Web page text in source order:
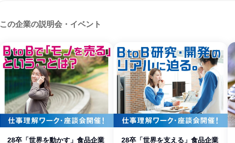
この企業の説明会・イベント
28卒「世界を動かす」食品企業
28卒「世界を支える」食品企業